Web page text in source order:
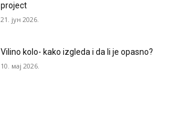
project
21. јун 2026.
Vilino kolo- kako izgleda i da li je opasno?
10. мај 2026.